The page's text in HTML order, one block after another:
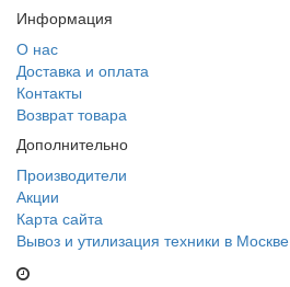
Информация
О нас
Доставка и оплата
Контакты
Возврат товара
Дополнительно
Производители
Акции
Карта сайта
Вывоз и утилизация техники в Москве